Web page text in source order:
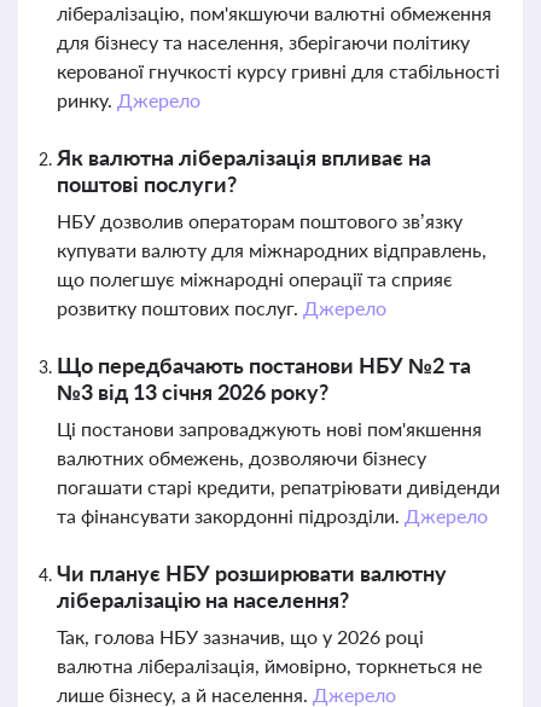
лібералізацію, пом'якшуючи валютні обмеження
для бізнесу та населення, зберігаючи політику
керованої гнучкості курсу гривні для стабільності
ринку. Джерело
Як валютна лібералізація впливає на
поштові послуги?
НБУ дозволив операторам поштового зв’язку
купувати валюту для міжнародних відправлень,
що полегшує міжнародні операції та сприяє
розвитку поштових послуг. Джерело
Що передбачають постанови НБУ №2 та
№3 від 13 січня 2026 року?
Ці постанови запроваджують нові пом'якшення
валютних обмежень, дозволяючи бізнесу
погашати старі кредити, репатріювати дивіденди
та фінансувати закордонні підрозділи. Джерело
Чи планує НБУ розширювати валютну
лібералізацію на населення?
Так, голова НБУ зазначив, що у 2026 році
валютна лібералізація, ймовірно, торкнеться не
лише бізнесу, а й населення. Джерело